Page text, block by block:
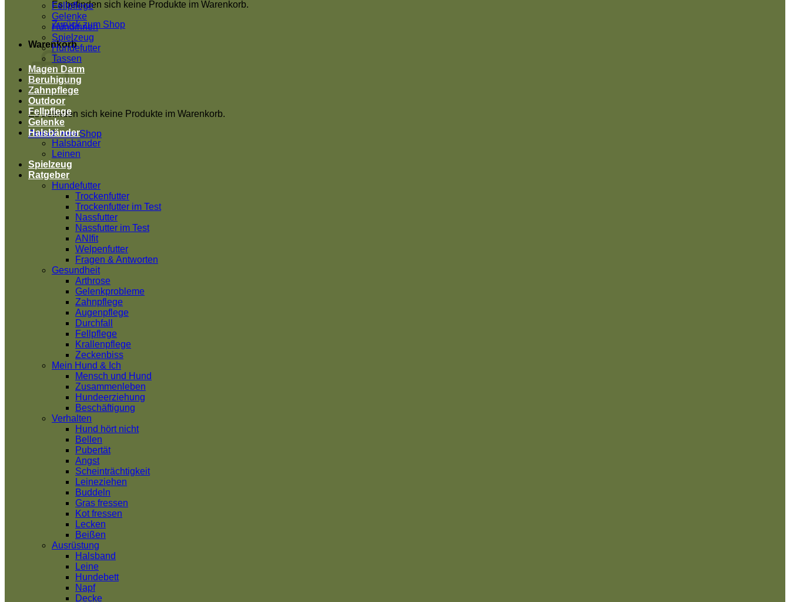
Es befinden sich keine Produkte im Warenkorb.
Zurück zum Shop
Warenkorb
Es befinden sich keine Produkte im Warenkorb.
Zurück zum Shop
Fellpflege
Gelenke
Hündinnen
Spielzeug
Hundefutter
Tassen
Magen Darm
Beruhigung
Zahnpflege
Outdoor
Fellpflege
Gelenke
Halsbänder
Halsbänder
Leinen
Spielzeug
Ratgeber
Hundefutter
Trockenfutter
Trockenfutter im Test
Nassfutter
Nassfutter im Test
ANIfit
Welpenfutter
Fragen & Antworten
Gesundheit
Arthrose
Gelenkprobleme
Zahnpflege
Augenpflege
Durchfall
Fellpflege
Krallenpflege
Zeckenbiss
Mein Hund & Ich
Mensch und Hund
Zusammenleben
Hundeerziehung
Beschäftigung
Verhalten
Hund hört nicht
Bellen
Pubertät
Angst
Scheinträchtigkeit
Leineziehen
Buddeln
Gras fressen
Kot fressen
Lecken
Beißen
Ausrüstung
Halsband
Leine
Hundebett
Napf
Decke